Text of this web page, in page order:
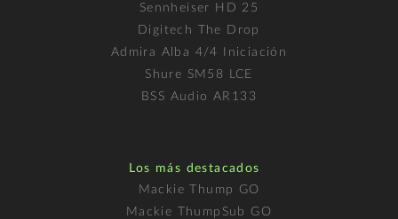
Sennheiser HD 25
Digitech The Drop
Admira Alba 4/4 Iniciación
Shure SM58 LCE
BSS Audio AR133
Los más destacados
Mackie Thump GO
Mackie ThumpSub GO